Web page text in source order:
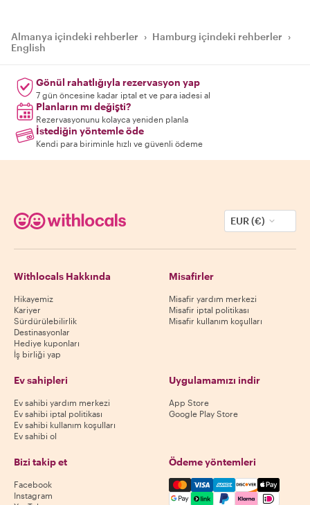
Almanya içindeki rehberler › Hamburg içindeki rehberler ›
English
Gönül rahatlığıyla rezervasyon yap
7 gün öncesine kadar iptal et ve para iadesi al
Planların mı değişti?
Rezervasyonunu kolayca yeniden planla
İstediğin yöntemle öde
Kendi para biriminle hızlı ve güvenli ödeme
EUR (€)
Withlocals Hakkında
Hikayemiz
Kariyer
Sürdürülebilirlik
Destinasyonlar
Hediye kuponları
İş birliği yap
Misafirler
Misafir yardım merkezi
Misafir iptal politikası
Misafir kullanım koşulları
Ev sahipleri
Ev sahibi yardım merkezi
Ev sahibi iptal politikası
Ev sahibi kullanım koşulları
Ev sahibi ol
Uygulamamızı indir
App Store
Google Play Store
Bizi takip et
Facebook
Instagram
Ödeme yöntemleri
Mastercard, Visa, Amex,